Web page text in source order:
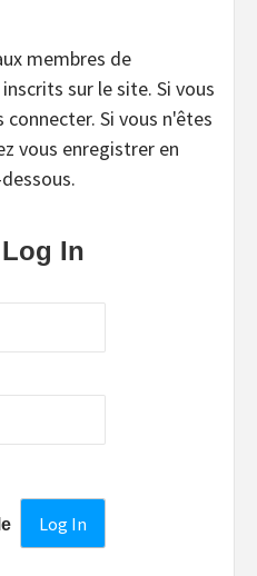
membres de
sur le site. Si vous
Si vous n'êtes
vous enregistrer en
In